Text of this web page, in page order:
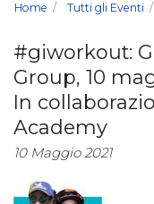
Home Tutti gli Eventi
#giworkout:
Group, 10
In
Academy
10 Maggio 2021